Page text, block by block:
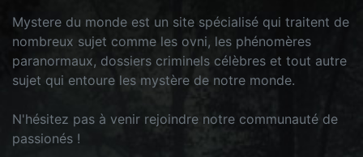
Mystere du monde est un site spécialisé qui traitent de
nombreux sujet comme les ovni, les phénomères
paranormaux, dossiers criminels célèbres et tout autre
sujet qui entoure les mystère de notre monde.
N'hésitez pas à venir rejoindre notre communauté de
passionés !